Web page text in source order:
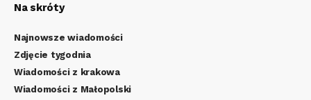
Na skróty
Najnowsze wiadomości
Zdjęcie tygodnia
Wiadomości z krakowa
Wiadomości z Małopolski